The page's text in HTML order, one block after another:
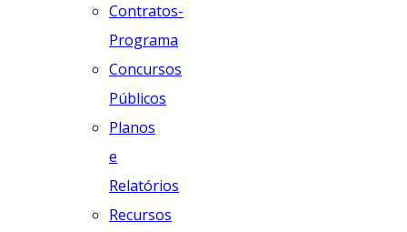
Contratos-
Programa
Concursos
Públicos
Planos
e
Relatórios
Recursos